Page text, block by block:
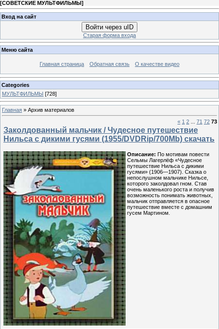
[СОВЕТСКИЕ МУЛЬТФИЛЬМЫ]
Вход на сайт
Войти через uID
Старая форма входа
Меню сайта
Главная страница Обратная связь О качестве видео
Categories
МУЛЬТФИЛЬМЫ [728]
Главная » Архив материалов
« 1 2 71 72 73
Заколдованный мальчик / Чудесное путешествие
Нильса с дикими гусями (1955/DVDRip/700Mb) скачать
Описание: По мотивам повести
Сельмы Лагерлёф «Чудесное
путешествие Нильса с дикими
гусями» (1906—1907). Сказка о
непослушном мальчике Нильсе,
которого заколдовал гном. Став
очень маленького роста и получив
возможность понимать животных,
мальчик отправляется в опасное
путешествие вместе с домашним
гусем Мартином.